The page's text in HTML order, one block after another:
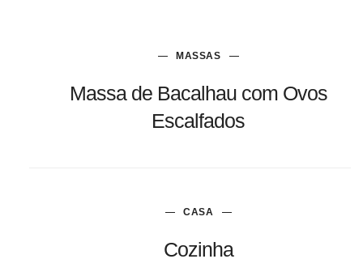
MASSAS
Massa de Bacalhau com Ovos
Escalfados
CASA
Cozinha